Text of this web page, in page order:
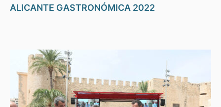
ALICANTE GASTRONÓMICA 2022